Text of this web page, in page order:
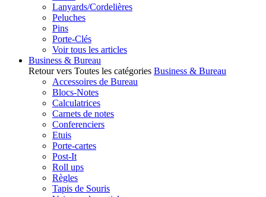
Lanyards/Cordelières
Peluches
Pins
Porte-Clés
Voir tous les articles
Business & Bureau
Retour vers Toutes les catégories Business & Bureau
Accessoires de Bureau
Blocs-Notes
Calculatrices
Carnets de notes
Conferenciers
Etuis
Porte-cartes
Post-It
Roll ups
Règles
Tapis de Souris